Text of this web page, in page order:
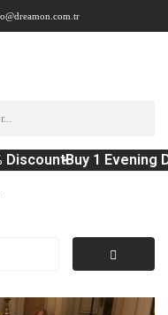
Buy 1 Evening